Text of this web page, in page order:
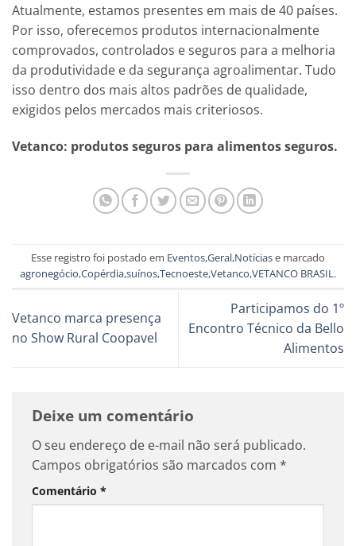
Atualmente, estamos presentes em mais de 40 países.
Por isso, oferecemos produtos internacionalmente
comprovados, controlados e seguros para a melhoria
da produtividade e da segurança agroalimentar. Tudo
isso dentro dos mais altos padrões de qualidade,
exigidos pelos mercados mais criteriosos.
Vetanco: produtos seguros para alimentos seguros.
Esse registro foi postado em Eventos,Geral,Notíciase marcado
agronegócio,Copérdia,suínos,Tecnoeste,Vetanco,VETANCO BRASIL.
Vetanco marca presença
no Show Rural Coopavel
Participamos do 1º
Encontro Técnico da Bello
Alimentos
Deixe um comentário
O seu endereço de e-mail não será publicado.
Campos obrigatórios são marcados com *
Comentário *